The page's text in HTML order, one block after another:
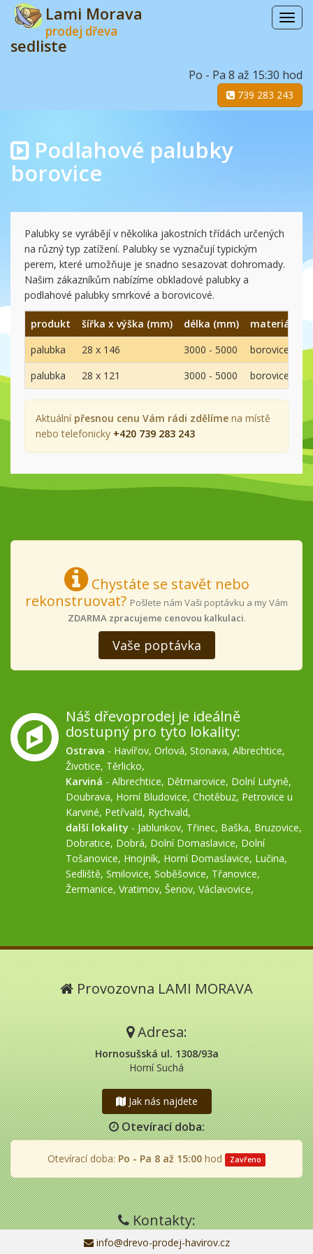
Menu
Lami Morava
prodej dřeva
sedliste
Po - Pa 8 až 15:30 hod
739 283 243
Podlahové palubky
borovice
Palubky se vyrábějí v několika jakostních třídách určených
na různý typ zatížení. Palubky se vyznačují typickým
perem, které umožňuje je snadno sesazovat dohromady.
Našim zákazníkům nabízíme obkladové palubky a
podlahové palubky smrkové a borovicové.
produkt šířka x výška (mm) délka (mm) materiál
palubka
28 x 146 3000 - 5000 borovice
palubka
28 x 121 3000 - 5000 borovice
Aktuální přesnou cenu Vám rádi zdělíme na místě
nebo telefonicky +420 739 283 243
Chystáte se stavět nebo
rekonstruovat? Pošlete nám Vaši poptávku a my Vám
ZDARMA zpracujeme cenovou kalkulaci.
Vaše poptávka
Náš dřevoprodej je ideálně
dostupný pro tyto lokality:
Ostrava - Havířov, Orlová, Stonava, Albrechtice,
Životice, Těrlicko,
Karviná - Albrechtice, Dětmarovice, Dolní Lutyně,
Doubrava, Horní Bludovice, Chotěbuz, Petrovice u
Karviné, Petřvald, Rychvald,
další lokality - Jablunkov, Třinec, Baška, Bruzovice,
Dobratice, Dobrá, Dolní Domaslavice, Dolní
Tošanovice, Hnojník, Horní Domaslavice, Lučina,
Sedliště, Smilovice, Soběšovice, Třanovice,
Žermanice, Vratimov, Šenov, Václavovice,
Provozovna LAMI MORAVA
Adresa:
Hornosušská ul. 1308/93a
Horní Suchá
Jak nás najdete
Otevírací doba:
Otevírací doba: Po - Pa 8 až 15:00 hod Zavřeno
Kontakty:
info@drevo-prodej-havirov.cz